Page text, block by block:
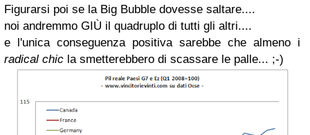
Figurarsi poi se la Big Bubble dovesse saltare....
noi andremmo GIÙ il quadruplo di tutti gli altri....
e l'unica conseguenza positiva sarebbe che almeno i
radical chic la smetterebbero di scassare le palle... ;-)